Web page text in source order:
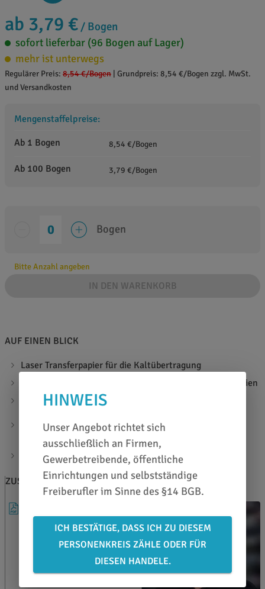
ab 3,79 € / Bogen
sofort lieferbar (96 Bogen auf Lager)
mehr ist unterwegs
Regulärer Preis: 8,54 €/Bogen Grundpreis: 8,54 €/Bogen zzgl. MwSt.
und Versandkosten
Mengenstaffelpreise:
Ab 1 Bogen
8,54 €/Bogen
Ab 100 Bogen 3,79 €/Bogen
Bogen
Bitte Anzahl angeben
IN DEN WARENKORB
AUF EINEN BLICK
Laser Transferpapier für die Kaltübertragung
speziell für hitzeempfindliche und nicht glatte Materialien
zum Beispiel für Glas, Kerzen, Keramik u. ä.
hohen Fixiertemperaturen geeignet
hochwertige farbige Drucke ohne Beschädigung der
Oberfläche
ZUSATZINFOS
BERATEN LASSEN
HINWEIS
Unser Angebot richtet sich
ausschließlich an Firmen,
Gewerbetreibende, öffentliche
Einrichtungen und selbstständige
Freiberufler im Sinne des §14 BGB.
ICH BESTÄTIGE, DASS ICH ZU DIESEM
PERSONENKREIS ZÄHLE ODER FÜR
DIESEN HANDELE.